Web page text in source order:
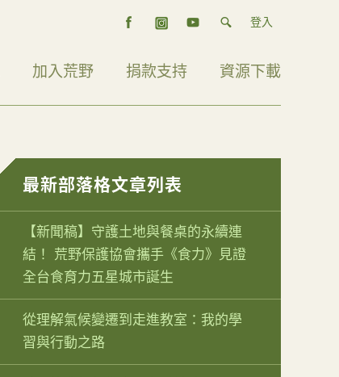
登入
加入荒野 捐款支持 資源下載
最新部落格文章列表
【新聞稿】守護土地與餐桌的永續連
結！ 荒野保護協會攜手《食力》見證
全台食育力五星城市誕生
從理解氣候變遷到走進教室：我的學
習與行動之路